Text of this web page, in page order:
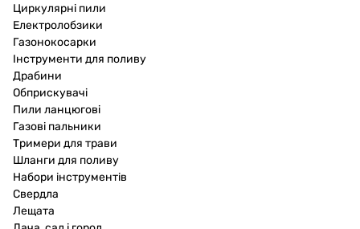
Циркулярні пили
Електролобзики
Газонокосарки
Інструменти для поливу
Драбини
Обприскувачі
Пили ланцюгові
Газові пальники
Тримери для трави
Шланги для поливу
Набори інструментів
Свердла
Лещата